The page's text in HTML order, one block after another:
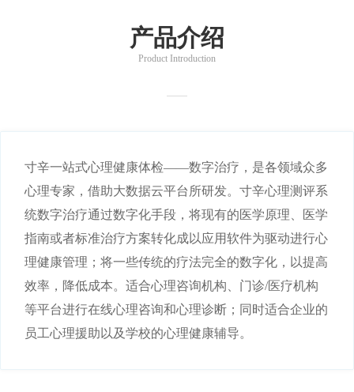
产品介绍
Product Introduction
寸辛一站式心理健康体检——数字治疗，是各领域众多
心理专家，借助大数据云平台所研发。寸辛心理测评系
统数字治疗通过数字化手段，将现有的医学原理、医学
指南或者标准治疗方案转化成以应用软件为驱动进行心
理健康管理；将一些传统的疗法完全的数字化，以提高
效率，降低成本。适合心理咨询机构、门诊/医疗机构
等平台进行在线心理咨询和心理诊断；同时适合企业的
员工心理援助以及学校的心理健康辅导。